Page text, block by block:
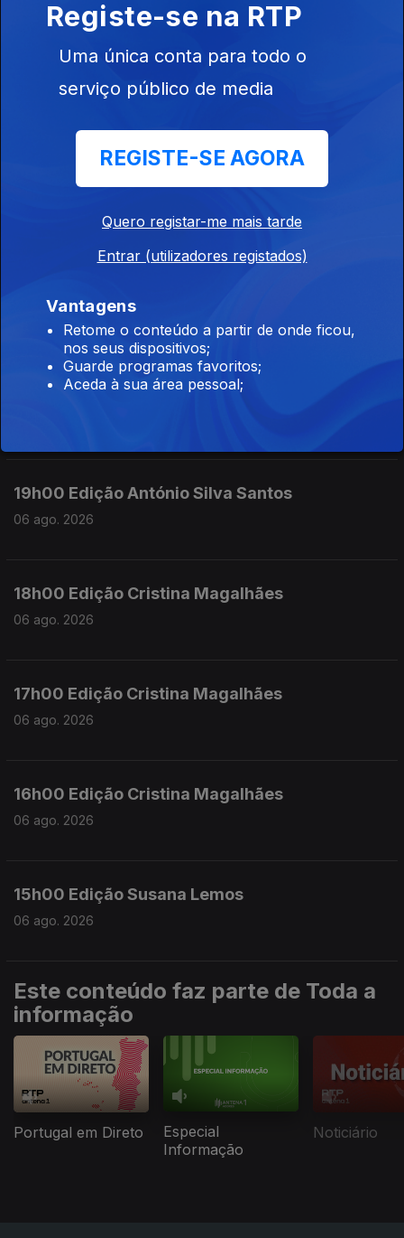
07 ago. 2026
08h00 Edição Germano Campos
07h00 Edição Germano Campos
23h00 Edição Gaelle de Castro
19h00 Edição António Silva Santos
06 ago. 2026
18h00 Edição Cristina Magalhães
06 ago. 2026
17h00 Edição Cristina Magalhães
06 ago. 2026
16h00 Edição Cristina Magalhães
06 ago. 2026
15h00 Edição Susana Lemos
06 ago. 2026
Este conteúdo faz parte de Toda a
informação
Portugal em Direto
Especial
Informação
Noticiário
Registe-se na RTP
Uma única conta para todo o
serviço público de media
REGISTE-SE AGORA
Quero registar-me mais tarde
Entrar (utilizadores registados)
Vantagens
Retome o conteúdo a partir de onde ficou,
nos seus dispositivos;
Guarde programas favoritos;
Aceda à sua área pessoal;